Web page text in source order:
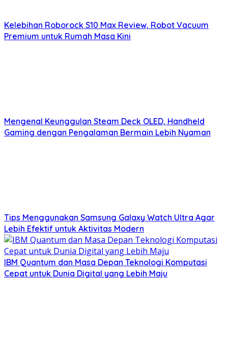
Kelebihan Roborock S10 Max Review, Robot Vacuum
Premium untuk Rumah Masa Kini
Mengenal Keunggulan Steam Deck OLED, Handheld
Gaming dengan Pengalaman Bermain Lebih Nyaman
Tips Menggunakan Samsung Galaxy Watch Ultra Agar
Lebih Efektif untuk Aktivitas Modern
IBM Quantum dan Masa Depan Teknologi Komputasi
Cepat untuk Dunia Digital yang Lebih Maju